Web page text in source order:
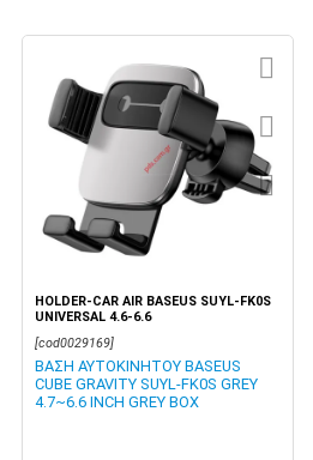
HOLDER-CAR AIR BASEUS SUYL-FK0S
UNIVERSAL 4.6-6.6
[cod0029169]
ΒΑΣΗ ΑΥΤΟΚΙΝΗΤΟΥ BASEUS
CUBE GRAVITY SUYL-FK0S GREY
4.7~6.6 INCH GREY BOX